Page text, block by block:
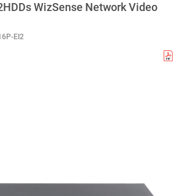
WizSense Network Video
EI2